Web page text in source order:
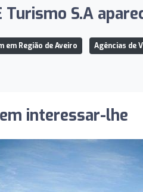
S.A
em Região de Aveiro Agências de
interessar-lhe